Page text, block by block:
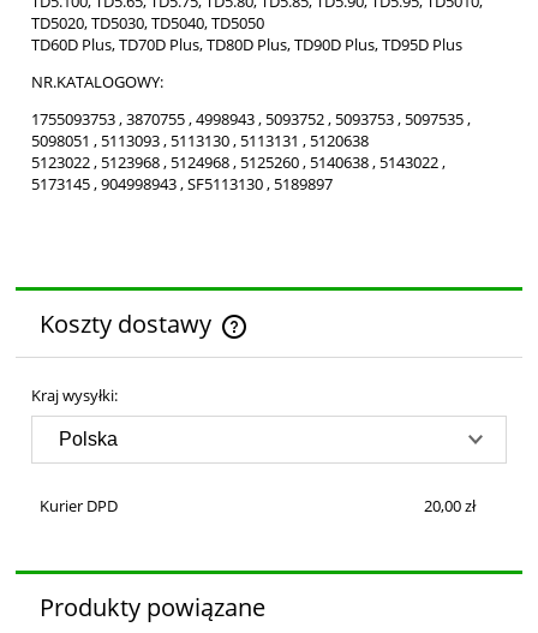
TD5020, TD5030, TD5040, TD5050
TD60D Plus, TD70D Plus, TD80D Plus, TD90D Plus, TD95D Plus
NR.KATALOGOWY:
1755093753 , 3870755 , 4998943 , 5093752 , 5093753 , 5097535 ,
5098051 , 5113093 , 5113130 , 5113131 , 5120638
5123022 , 5123968 , 5124968 , 5125260 , 5140638 , 5143022 ,
5173145 , 904998943 , SF5113130 , 5189897
Koszty dostawy
Cena nie zawiera ewentualnych kosztów płatności
Kraj wysyłki:
Kurier DPD 20,00 zł
Produkty powiązane